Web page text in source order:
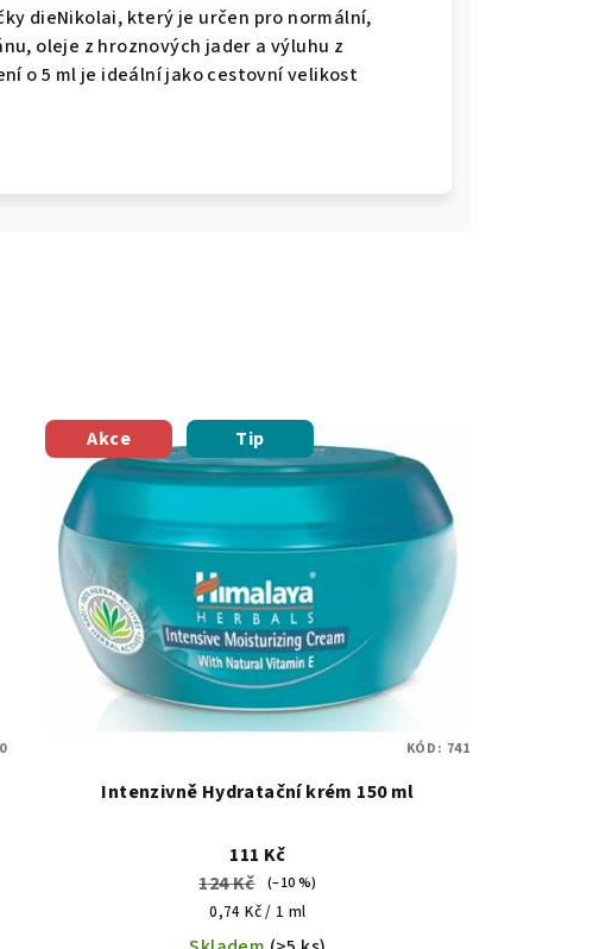
dieNikolai, který je určen pro normální,
oleje z hroznových jader a výluhu z
o 5 ml je ideální jako cestovní velikost
Akce Tip
Intenzivně Hydratační krém 150 ml
111 Kč
124 Kč
(–10 %)
Měrná
cena:
0,74 Kč / 1 ml
KÓD: 741